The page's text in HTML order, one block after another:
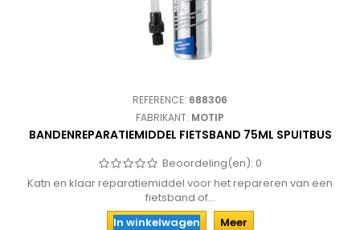
REFERENCE: 688306
FABRIKANT: MOTIP
BANDENREPARATIEMIDDEL FIETSBAND 75ML SPUITBUS
Beoordeling(en): 0
Katn en klaar reparatiemiddel voor het repareren van een
fietsband of...
In winkelwagen
Meer